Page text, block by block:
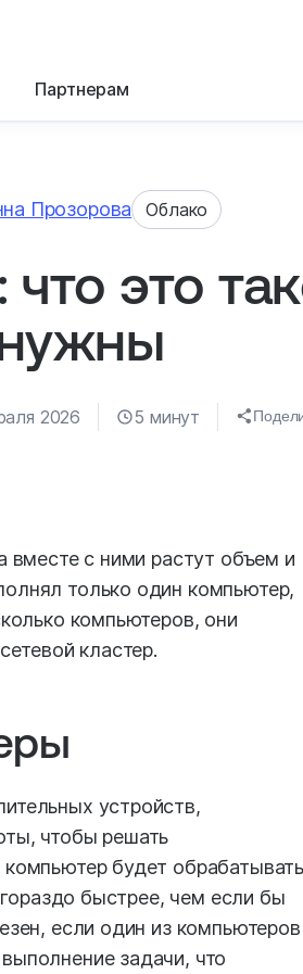
Партнерам
Прозорова Облако
это
2026 5 минут
вместе с ними растут объем и
только один компьютер,
компьютеров, они
кластер.
устройств,
чтобы решать
будет обрабатывать
быстрее, чем если бы
если один из компьютеров
задачи, что